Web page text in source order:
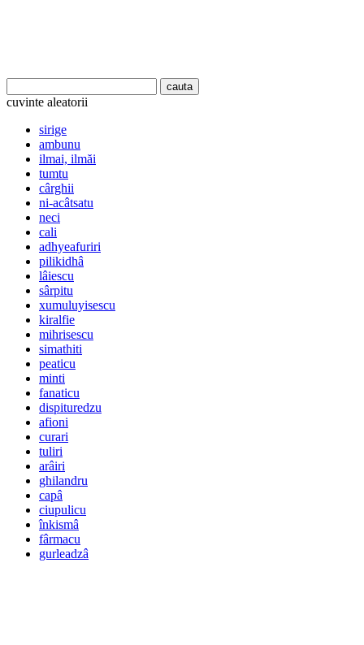
cuvinte aleatorii
sirige
ambunu
ilmai, ilmăi
tumtu
cârghii
ni-acâtsatu
neci
cali
adhyeafuriri
pilikidhâ
lâiescu
sârpitu
xumuluyisescu
kiralfie
mihrisescu
simathiti
peaticu
minti
fanaticu
dispituredzu
afioni
curari
tuliri
arâiri
ghilandru
capâ
ciupulicu
înkismâ
fârmacu
gurleadzâ